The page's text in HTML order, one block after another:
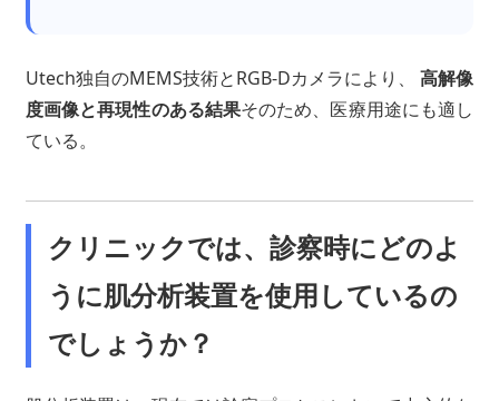
Utech独自のMEMS技術とRGB-Dカメラにより、高解像
度画像と再現性のある結果そのため、医療用途にも適し
ている。
クリニックでは、診察時にどのよ
うに肌分析装置を使用しているの
でしょうか？